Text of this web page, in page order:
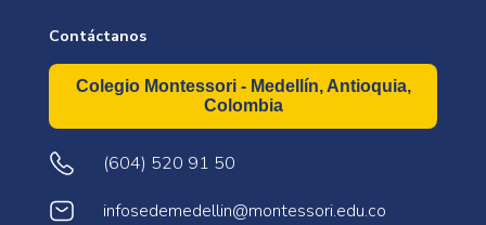
Contáctanos
Colegio Montessori - Medellín, Antioquia,
Colombia
(604) 520 91 50
infosedemedellin@montessori.edu.co